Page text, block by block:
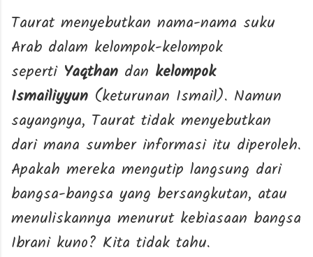
Taurat menyebutkan nama-nama suku
Arab dalam kelompok-kelompok
seperti Yaqthan dan kelompok
Ismailiyyun (keturunan Ismail). Namun
sayangnya, Taurat tidak menyebutkan
dari mana sumber informasi itu diperoleh.
Apakah mereka mengutip langsung dari
bangsa-bangsa yang bersangkutan, atau
menuliskannya menurut kebiasaan bangsa
Ibrani kuno? Kita tidak tahu.